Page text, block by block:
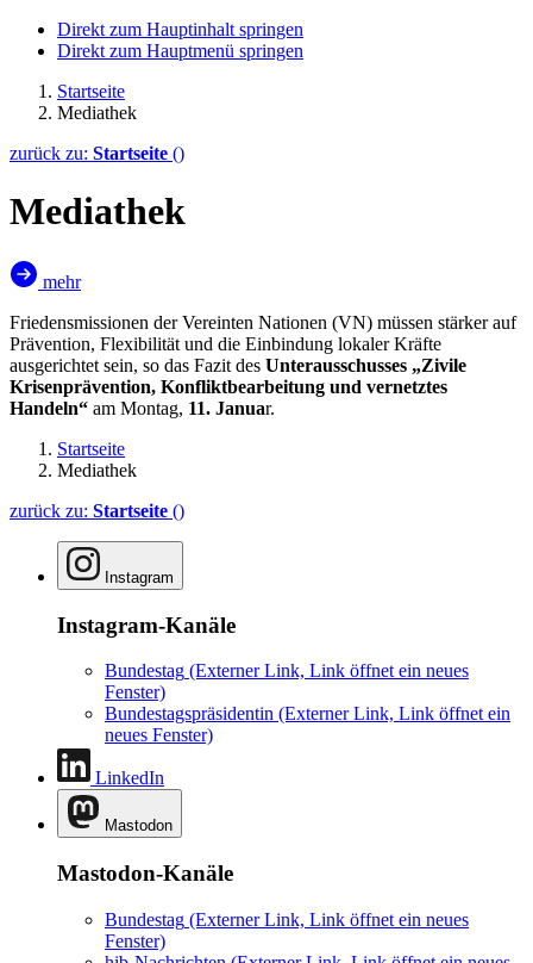
Direkt zum Hauptinhalt springen
Direkt zum Hauptmenü springen
Startseite
Mediathek
zurück zu: Startseite ()
Mediathek
mehr
Friedensmissionen der Vereinten Nationen (VN) müssen stärker auf
Prävention, Flexibilität und die Einbindung lokaler Kräfte
ausgerichtet sein, so das Fazit des Unterausschusses „Zivile
Krisenprävention, Konfliktbearbeitung und vernetztes
Handeln“ am Montag, 11. Januar.
Startseite
Mediathek
zurück zu: Startseite ()
Instagram
Instagram-Kanäle
Bundestag (Externer Link, Link öffnet ein neues
Fenster)
Bundestagspräsidentin (Externer Link, Link öffnet ein
neues Fenster)
LinkedIn
Mastodon
Mastodon-Kanäle
Bundestag (Externer Link, Link öffnet ein neues
Fenster)